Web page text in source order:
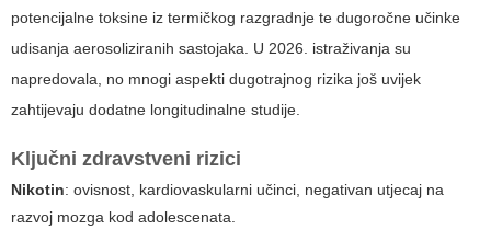
potencijalne toksine iz termičkog razgradnje te dugoročne učinke
udisanja aerosoliziranih sastojaka. U 2026. istraživanja su
napredovala, no mnogi aspekti dugotrajnog rizika još uvijek
zahtijevaju dodatne longitudinalne studije.
Ključni zdravstveni rizici
Nikotin: ovisnost, kardiovaskularni učinci, negativan utjecaj na
razvoj mozga kod adolescenata.